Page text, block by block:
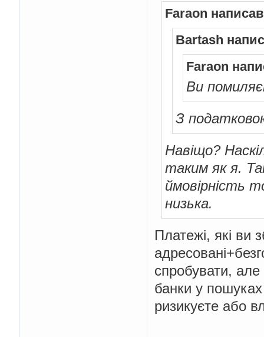
Faraon
Bartash
Faraon
Ви
З
Навіщо?
таким як я.
ймовірність
низька.
Платежі, які ви
спробувати,
банки у пошуках
ризикуєте або